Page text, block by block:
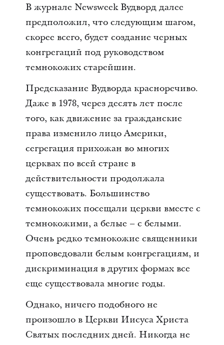
В журнале Newsweek Вудворд далее
предположил, что следующим шагом,
скорее всего, будет создание черных
конгрегаций под руководством
темнокожих старейшин.
Предсказание Вудворда красноречиво.
Даже в 1978, через десять лет после
того, как движение за гражданские
права изменило лицо Америки,
сегрегация прихожан во многих
церквах по всей стране в
действительности продолжала
существовать. Большинство
темнокожих посещали церкви вместе с
темнокожими, а белые – с белыми.
Очень редко темнокожие священники
проповедовали белым конгрегациям, и
дискриминация в других формах все
еще существовала многие годы.
Однако, ничего подобного не
произошло в Церкви Иисуса Христа
Святых последних дней. Никогда не